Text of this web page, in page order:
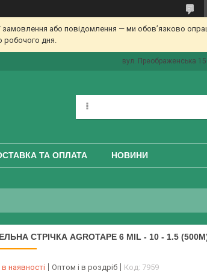
або повідомлення — ми обов’язково
робочого дня.
вул. Преображенська
ТА ОПЛАТА НОВИНИ
СТРІЧКА AGROTAPE 6 MIL - 10 - 1.5
наявності Оптом і в роздріб Код: 7959